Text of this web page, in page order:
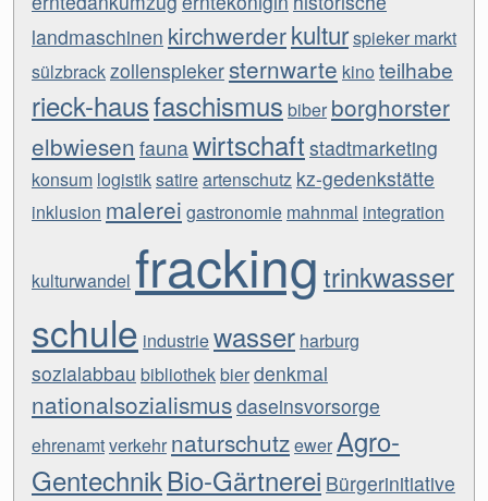
landmaschinen kirchwerderkulturspieker markt
sülzbrackzollenspieker sternwarte kino teilhabe
rieck-hausfaschismus biber borghorster
elbwiesen faunawirtschaft stadtmarketing
konsum logistiksatireartenschutz kz-gedenkstätte
inklusion malerei gastronomie mahnmal integration
kulturwandel fracking trinkwasser
schule industriewasser harburg
sozialabbau bibliothekbierdenkmal
nationalsozialismusdaseinsvorsorge
ehrenamtverkehr naturschutzewer Agro-
GentechnikBio-Gärtnerei Bürgerinitiative